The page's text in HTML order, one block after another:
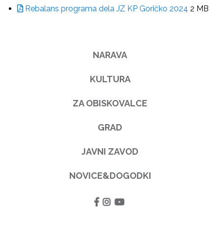
Rebalans programa dela JZ KP Goričko 2024 2 MB
NARAVA
KULTURA
ZA OBISKOVALCE
GRAD
JAVNI ZAVOD
NOVICE&DOGODKI